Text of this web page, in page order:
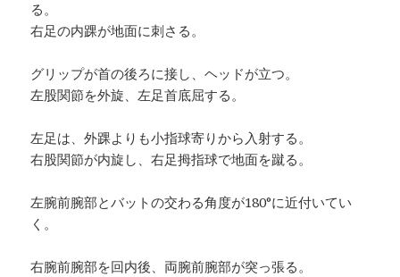
る。
右足の内踝が地面に刺さる。
グリップが首の後ろに接し、ヘッドが立つ。
左股関節を外旋、左足首底屈する。
左足は、外踝よりも小指球寄りから入射する。
右股関節が内旋し、右足拇指球で地面を蹴る。
左腕前腕部とバットの交わる角度が180°に近付いてい
く。
右腕前腕部を回内後、両腕前腕部が突っ張る。